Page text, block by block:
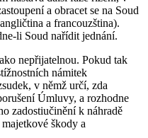
a obracet se na Soud
a francouzština).
li Soud nařídit jednání.
nepřijatelnou. Pokud tak
námitek
v němž určí, zda
Úmluvy, a rozhodne
zadostiučinění k náhradě
škody a